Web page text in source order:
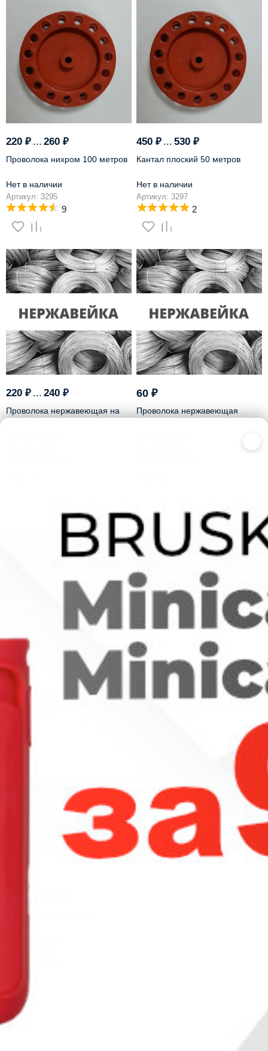
220 ₽ ... 260 ₽
Проволока нихром 100 метров
Нет в наличии
Артикул: 3295
9
450₽ ... 530₽
Кантал плоский 50 метров
Нет в наличии
Артикул: 3297
2
-16%
220 ₽ ... 240 ₽
Проволока нержавеющая на
катушке 100 м
60₽
Проволока нержавеющая
₽
Clapton намотка
Нет в наличии
500
Fresh coil mini намотка
Артикул: 3760
Fused Clapton намотка